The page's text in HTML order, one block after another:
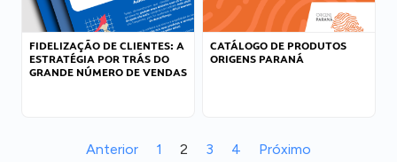
FIDELIZAÇÃO DE CLIENTES: A
ESTRATÉGIA POR TRÁS DO
GRANDE NÚMERO DE VENDAS
CATÁLOGO DE PRODUTOS
ORIGENS PARANÁ
Anterior 1 2 3 4 Próximo